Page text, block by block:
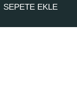
SEPETE EKLE